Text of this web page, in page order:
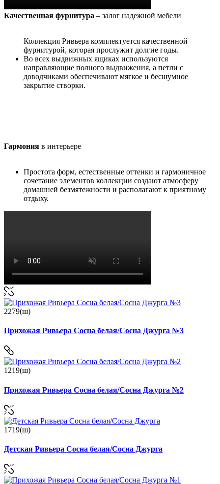
Качественная фурнитура – залог надежной мебели
Коллекция Ривьера комплектуется качественной
фурнитурой, которая прослужит долгие годы.
Во всех выдвижных ящиках используются
направляющие полного выдвижения, а петли с
доводчиками обеспечивают мягкое и бесшумное
закрытие створки.
Гармония в интерьере
Простота форм, естественные оттенки и гармоничное
сочетание элементов коллекции создают атмосферу
домашней безмятежности и располагают к приятному
отдыху.
2279(ш)
Прихожая Ривьера Сосна белая/Сосна Джурга №3
1219(ш)
Прихожая Ривьера Сосна белая/Сосна Джурга №2
1719(ш)
Детская Ривьера Сосна белая/Сосна Джурга